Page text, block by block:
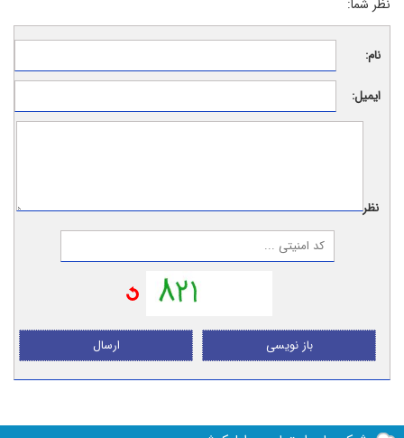
نظر شما:
نام:
ایمیل:
نظر:
ارسال باز نویسی